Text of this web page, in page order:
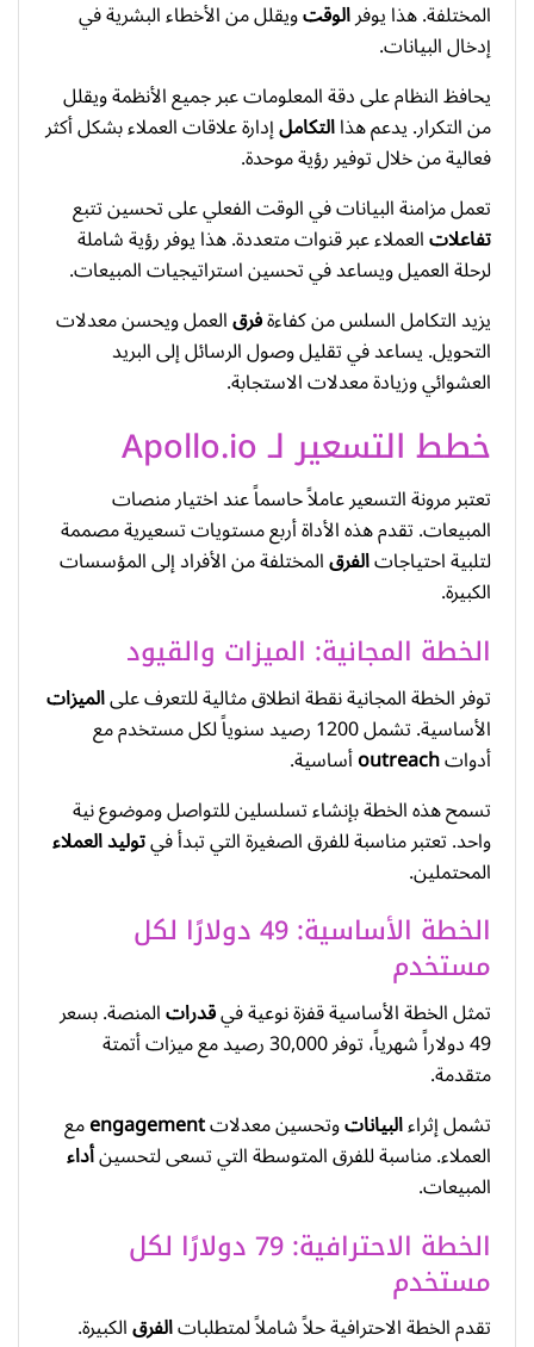
المختلفة. هذا يوفرالوقتويقلل من الأخطاء البشرية في
إدخال البيانات.
يحافظ النظام على دقة المعلومات عبر جميع الأنظمة ويقلل
من التكرار. يدعم هذاالتكاملإدارة علاقات العملاء بشكل أكثر
فعالية من خلال توفير رؤية موحدة.
تعمل مزامنة البيانات في الوقت الفعلي على تحسين تتبع
تفاعلاتالعملاء عبر قنوات متعددة. هذا يوفر رؤية شاملة
لرحلة العميل ويساعد في تحسين استراتيجيات المبيعات.
يزيد التكامل السلس من كفاءةفرقالعمل ويحسن معدلات
التحويل. يساعد في تقليل وصول الرسائل إلى البريد
العشوائي وزيادة معدلات الاستجابة.
خطط التسعير لـ Apollo.io
تعتبر مرونة التسعير عاملاً حاسماً عند اختيار منصات
المبيعات. تقدم هذه الأداة أربع مستويات تسعيرية مصممة
لتلبية احتياجاتالفرقالمختلفة من الأفراد إلى المؤسسات
الكبيرة.
الخطة المجانية: الميزات والقيود
توفر الخطة المجانية نقطة انطلاق مثالية للتعرف علىالميزات
الأساسية. تشمل 1200 رصيد سنوياً لكل مستخدم مع
أدواتoutreachأساسية.
تسمح هذه الخطة بإنشاء تسلسلين للتواصل وموضوع نية
واحد. تعتبر مناسبة للفرق الصغيرة التي تبدأ فيتوليد العملاء
المحتملين.
الخطة الأساسية: 49 دولارًا لكل
مستخدم
تمثل الخطة الأساسية قفزة نوعية فيقدراتالمنصة. بسعر
49 دولاراً شهرياً، توفر 30,000 رصيد مع ميزات أتمتة
متقدمة.
تشمل إثراءالبياناتوتحسين معدلاتengagementمع
العملاء. مناسبة للفرق المتوسطة التي تسعى لتحسينأداء
المبيعات.
الخطة الاحترافية: 79 دولارًا لكل
مستخدم
تقدم الخطة الاحترافية حلاً شاملاً لمتطلباتالفرقالكبيرة.